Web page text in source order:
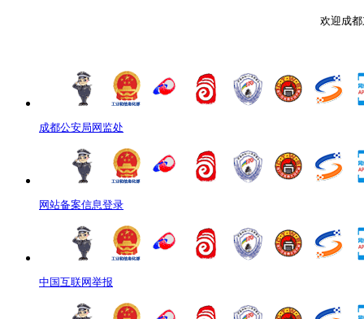
欢迎成
成都公安局网监处
网站备案信息登录
中国互联网举报